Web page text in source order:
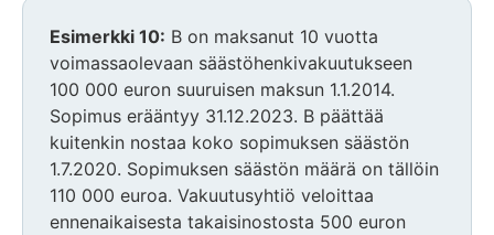
Esimerkki 10: B on maksanut 10 vuotta
voimassaolevaan säästöhenkivakuutukseen
100 000 euron suuruisen maksun 1.1.2014.
Sopimus erääntyy 31.12.2023. B päättää
kuitenkin nostaa koko sopimuksen säästön
1.7.2020. Sopimuksen säästön määrä on tällöin
110 000 euroa. Vakuutusyhtiö veloittaa
ennenaikaisesta takaisinostosta 500 euron